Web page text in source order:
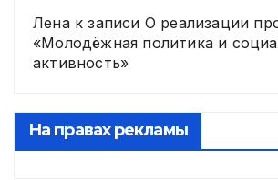
Ленак записи О реализации
«Молодёжная политика и
активность»
На правах рекламы